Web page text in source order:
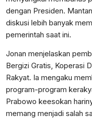
dengan Presiden.
diskusi lebih banyak
pemerintah saat ini.
Jonan menjelaskan
Bergizi Gratis, Koperasi
Rakyat. Ia mengaku
program-program
Prabowo keesokan
memang menjadi salah